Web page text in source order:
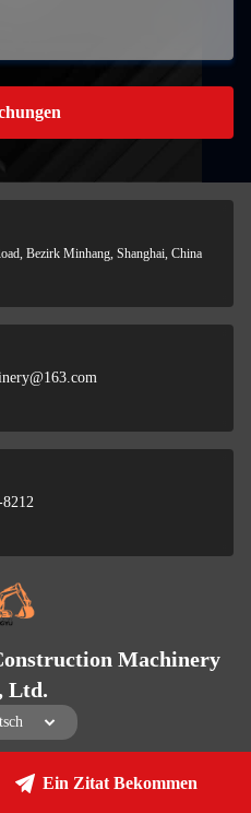
Bezirk Minhang, Shanghai, China
Machinery
Ltd.
Machinery Co., Ltd.
Ein Zitat Bekommen